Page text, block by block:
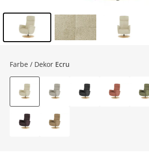
Farbe / Dekor Ecru